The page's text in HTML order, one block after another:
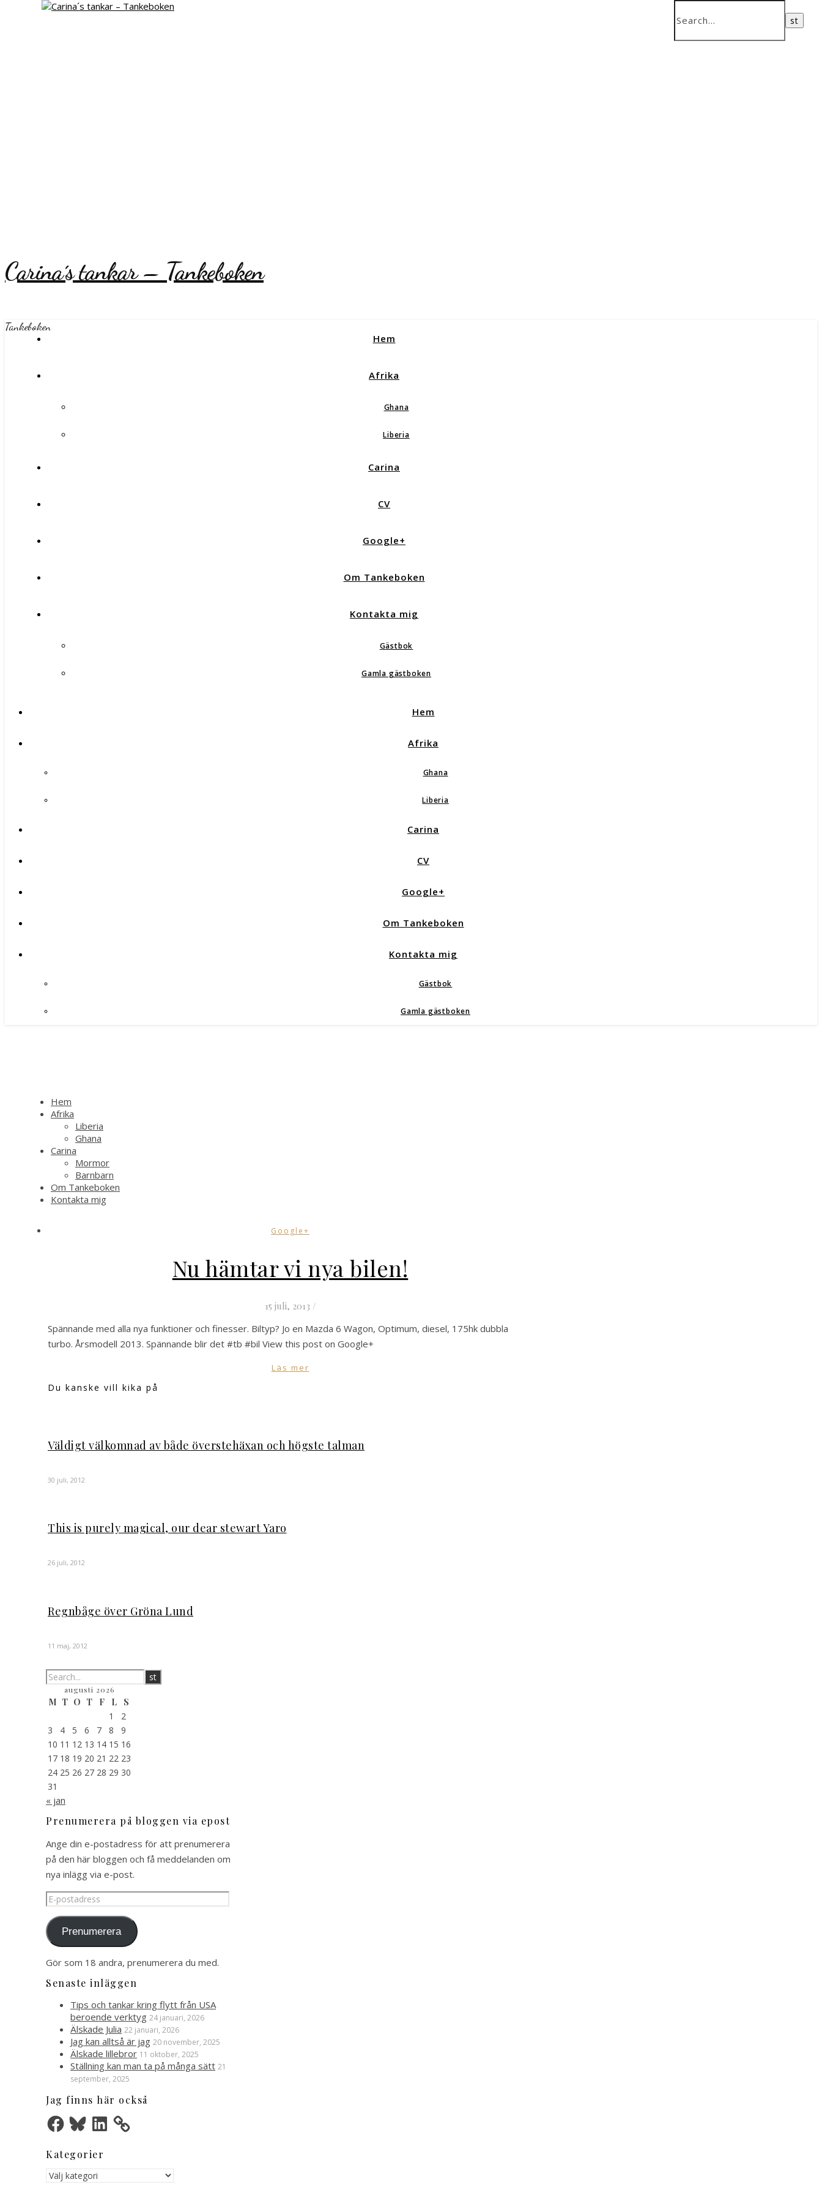
Carina´s tankar – Tankeboken
Tankeboken
Hem
Afrika
Ghana
Liberia
Carina
CV
Google+
Om Tankeboken
Kontakta mig
Gästbok
Gamla gästboken
Hem
Afrika
Ghana
Liberia
Carina
CV
Google+
Om Tankeboken
Kontakta mig
Gästbok
Gamla gästboken
Hem
Afrika
Liberia
Ghana
Carina
Mormor
Barnbarn
Om Tankeboken
Kontakta mig
Google+
Nu hämtar vi nya bilen!
15 juli, 2013 /
Spännande med alla nya funktioner och finesser. Biltyp? Jo en Mazda 6 Wagon, Optimum, diesel, 175hk dubbla
turbo. Årsmodell 2013. Spännande blir det #tb #bil View this post on Google+
Läs mer
Du kanske vill kika på
Väldigt välkomnad av både överstehäxan och högste talman
30 juli, 2012
This is purely magical, our dear stewart Yaro
26 juli, 2012
Regnbåge över Gröna Lund
11 maj, 2012
augusti 2026
M T O T F L
S
1
2
3
4 5 6 7 8
9
10 11 12 13 14 15 16
17 18 19 20 21 22 23
24 25 26 27 28 29 30
31
« jan
Prenumerera på bloggen via epost
Ange din e-postadress för att prenumerera
på den här bloggen och få meddelanden om
nya inlägg via e-post.
E-
postadress
Prenumerera
Gör som 18 andra, prenumerera du med.
Senaste inläggen
Tips och tankar kring flytt från USA
beroende verktyg 24 januari, 2026
Älskade Julia 22 januari, 2026
Jag kan alltså är jag 20 november, 2025
Älskade lillebror 11 oktober, 2025
Ställning kan man ta på många sätt 21
september, 2025
Jag finns här också
FacebookBlueskyLinkedIn
Kategorier
Kategorier